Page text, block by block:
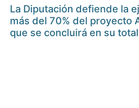
La Diputación defiende la
más del 70% del proyecto
que se concluirá en su